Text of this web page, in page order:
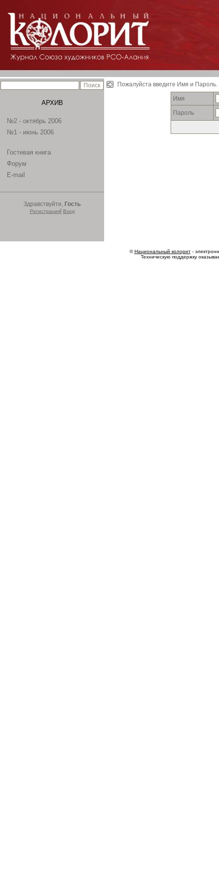
АРХИВ
№2 - октябрь 2006
№1 - июнь 2006
Гостевая книга
Форум
E-mail
Здравствуйте, Гость
Регистрация| Вход
Пожалуйста введите Имя и Пароль.
Имя
Пароль
©Национальный колорит-
Техническую поддержку